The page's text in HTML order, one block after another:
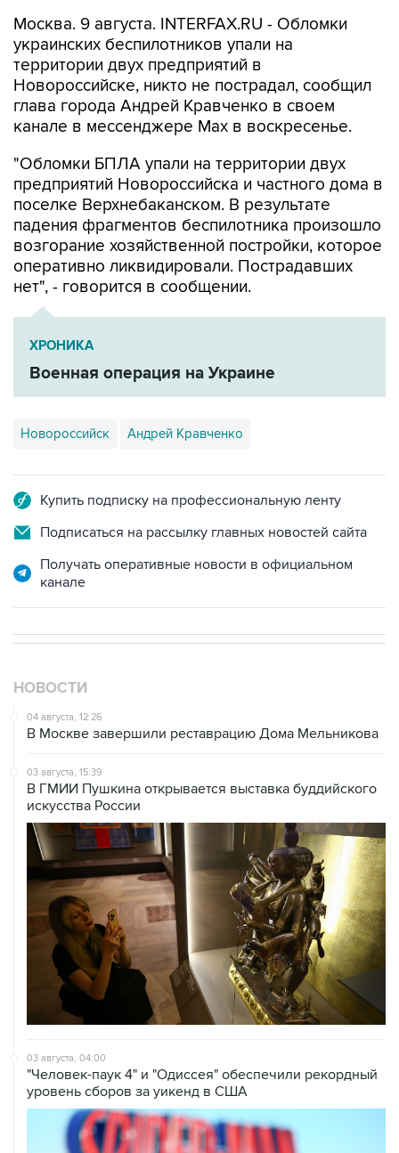
Москва. 9 августа. INTERFAX.RU - Обломки
украинских беспилотников упали на
территории двух предприятий в
Новороссийске, никто не пострадал, сообщил
глава города Андрей Кравченко в своем
канале в мессенджере Max в воскресенье.
"Обломки БПЛА упали на территории двух
предприятий Новороссийска и частного дома в
поселке Верхнебаканском. В результате
падения фрагментов беспилотника произошло
возгорание хозяйственной постройки, которое
оперативно ликвидировали. Пострадавших
нет", - говорится в сообщении.
ХРОНИКА
Военная операция на Украине
Новороссийск Андрей Кравченко
Купить подписку на профессиональную ленту
Подписаться на рассылку главных новостей сайта
Получать оперативные новости в официальном
канале
НОВОСТИ
04 августа, 12:26
В Москве завершили реставрацию Дома Мельникова
03 августа, 15:39
В ГМИИ Пушкина открывается выставка буддийского
искусства России
03 августа, 04:00
"Человек-паук 4" и "Одиссея" обеспечили рекордный
уровень сборов за уикенд в США